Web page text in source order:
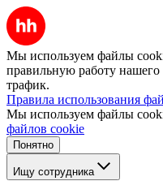
Мы используем файлы
правильную работу нашего
трафик.
Правила использования
Мы используем файлы
файлов cookie
Понятно
Ищу сотрудника